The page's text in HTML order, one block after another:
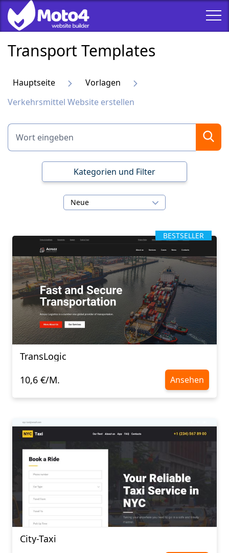
Transport Templates
Hauptseite
Vorlagen
Verkehrsmittel Website erstellen
Kategorien und Filter
Neue
BESTSELLER
TransLogic
10,6 €/M.
Ansehen
City-Taxi